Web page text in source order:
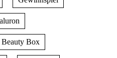
Box